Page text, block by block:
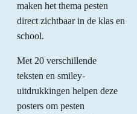
maken het thema pesten
direct zichtbaar in de klas en
school.
Met 20 verschillende
teksten en smiley-
uitdrukkingen helpen deze
posters om pesten